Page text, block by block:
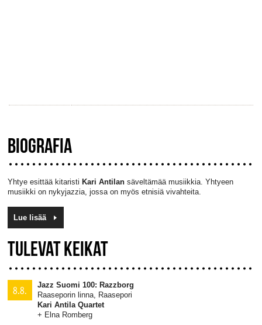
BIOGRAFIA
Yhtye esittää kitaristi Kari Antilansäveltämää musiikkia. Yhtyeen
musiikki on nykyjazzia, jossa on myös etnisiä vivahteita.
Lue lisää
TULEVAT KEIKAT
8.8.
Jazz Suomi 100: Razzborg
Raaseporin linna, Raasepori
Kari Antila Quartet
+ Elna Romberg